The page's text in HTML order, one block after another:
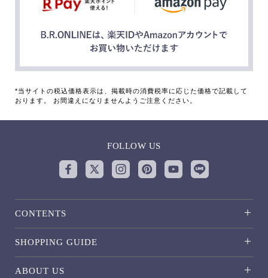
*当サイトの税込価格表示は、掲載時の消費税率に応じた価格で記載して
おります。 お間違えになりませんようご注意ください。
FOLLOW US
CONTENTS
SHOPPING GUIDE
ABOUT US